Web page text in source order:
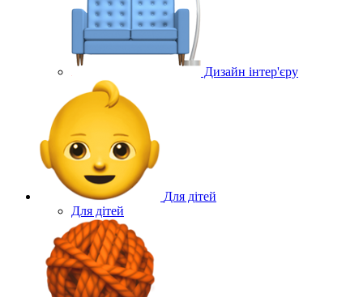
Дизайн інтер'єру
Для дітей
Для дітей